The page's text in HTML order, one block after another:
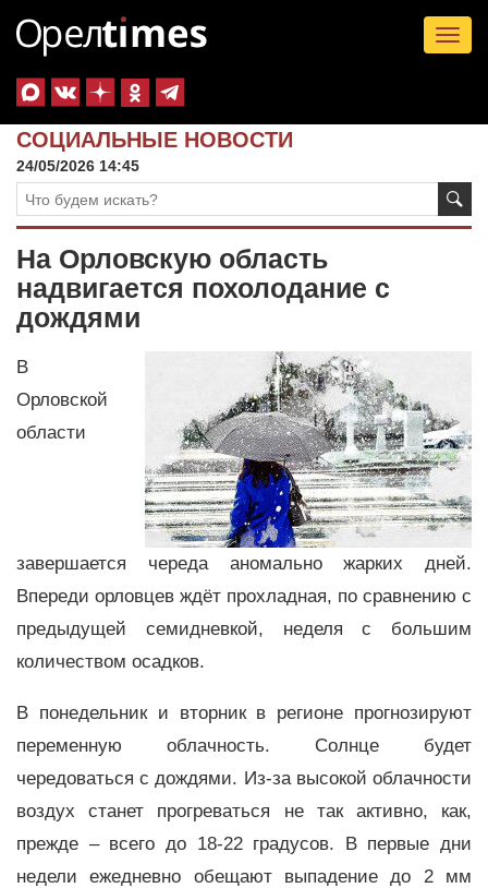
СОЦИАЛЬНЫЕ НОВОСТИ
24/05/2026 14:45
На Орловскую область
надвигается похолодание с
дождями
В
Орловской
области
завершается череда аномально жарких дней.
Впереди орловцев ждёт прохладная, по сравнению с
предыдущей семидневкой, неделя с большим
количеством осадков.
В понедельник и вторник в регионе прогнозируют
переменную облачность. Солнце будет
чередоваться с дождями. Из-за высокой облачности
воздух станет прогреваться не так активно, как,
прежде – всего до 18-22 градусов. В первые дни
недели ежедневно обещают выпадение до 2 мм